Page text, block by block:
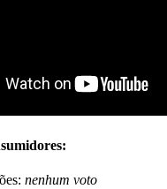
nenhum voto